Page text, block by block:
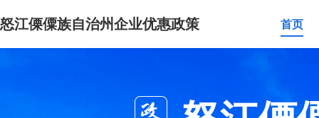
怒江傈僳族自治州企业优惠政策 首页